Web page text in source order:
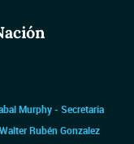
Murphy - Secretaria
Rubén Gonzalez